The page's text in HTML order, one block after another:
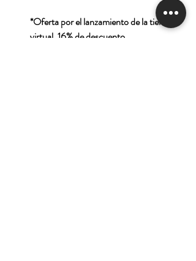
*Oferta por el lanzamiento de la tienda
virtual. 16% de descuento.